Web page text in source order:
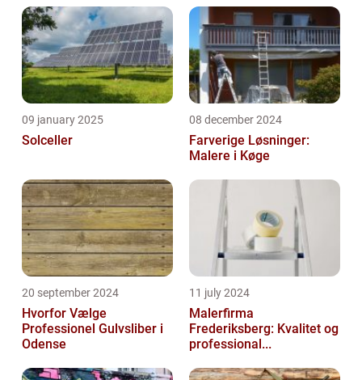
09 january 2025
Solceller
08 december 2024
Farverige Løsninger:
Malere i Køge
20 september 2024
Hvorfor Vælge
Professionel Gulvsliber i
Odense
11 july 2024
Malerfirma
Frederiksberg: Kvalitet og
professional...